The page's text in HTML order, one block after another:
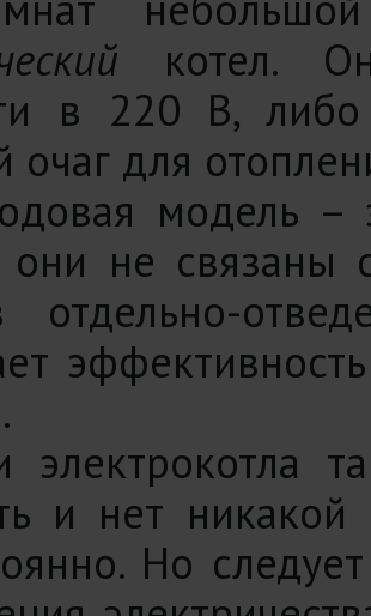
котел.
в 220 В, либо
очаг для
модель
они не связаны
отдельно-
электрокотла
и нет никакой
Но